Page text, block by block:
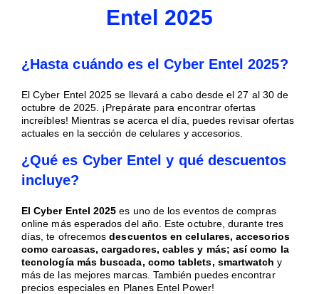
Entel 2025
¿Hasta cuándo es el Cyber Entel 2025?
El Cyber Entel 2025 se llevará a cabo desde el 27 al 30 de
octubre de 2025. ¡Prepárate para encontrar ofertas
increíbles! Mientras se acerca el día, puedes revisar ofertas
actuales en la sección de celulares y accesorios.
¿Qué es Cyber Entel y qué descuentos
incluye?
El Cyber Entel 2025 es uno de los eventos de compras
online más esperados del año. Este octubre, durante tres
días, te ofrecemosdescuentos en celulares, accesorios
como carcasas, cargadores, cables y más; así como la
tecnología más buscada, como tablets, smartwatch y
más de las mejores marcas. También puedes encontrar
precios especiales en Planes Entel Power!